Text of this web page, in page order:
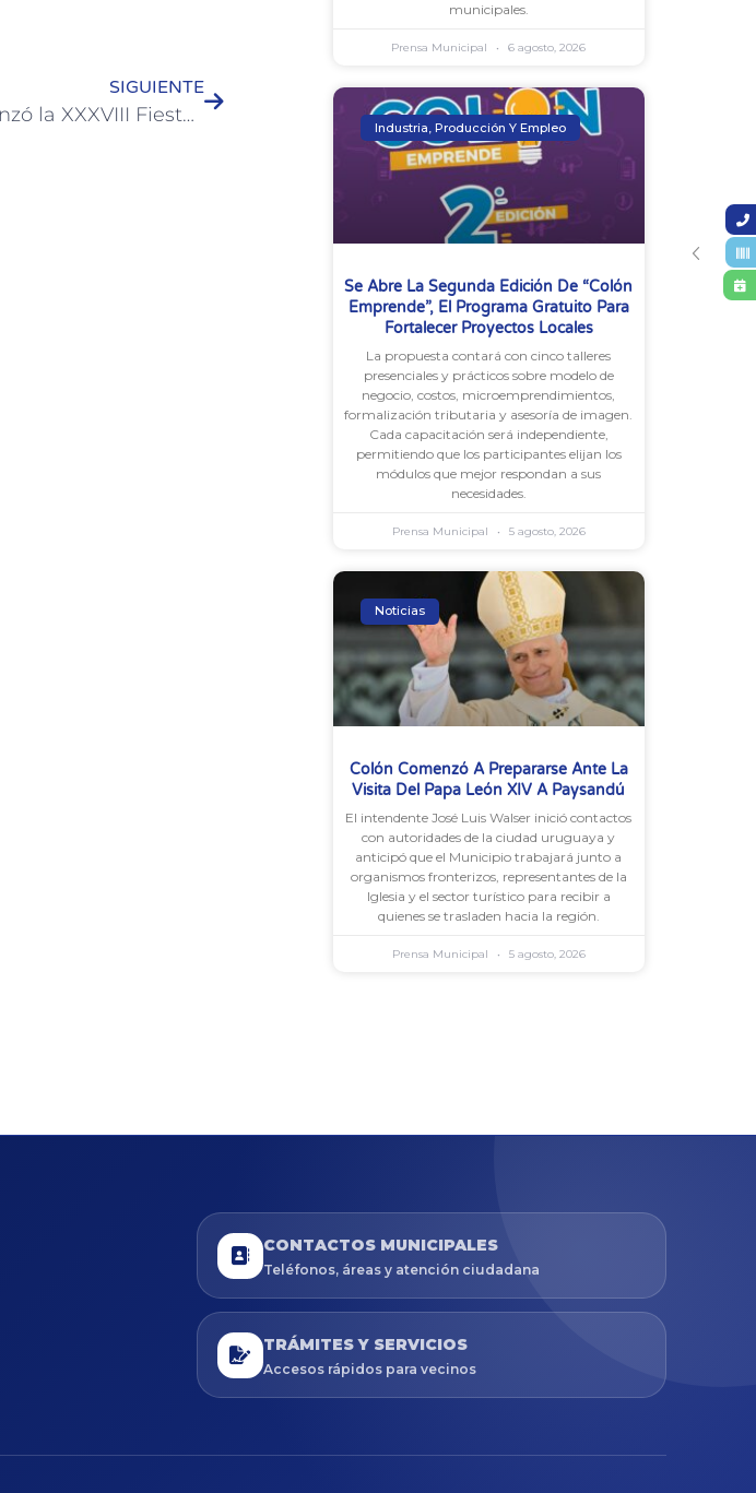
SIGUIENTE
José Luis Walser lanzó la XXXVIII Fiesta Nacional de la Artesanía de Colón
municipales.
Prensa Municipal 6 agosto, 2026
Industria, Producción Y Empleo
Se Abre La Segunda Edición De “Colón
Emprende”, El Programa Gratuito Para
Fortalecer Proyectos Locales
La propuesta contará con cinco talleres
presenciales y prácticos sobre modelo de
negocio, costos, microemprendimientos,
formalización tributaria y asesoría de imagen.
Cada capacitación será independiente,
permitiendo que los participantes elijan los
módulos que mejor respondan a sus
necesidades.
Prensa Municipal 5 agosto, 2026
Noticias
Colón Comenzó A Prepararse Ante La
Visita Del Papa León XIV A Paysandú
El intendente José Luis Walser inició contactos
con autoridades de la ciudad uruguaya y
anticipó que el Municipio trabajará junto a
organismos fronterizos, representantes de la
Iglesia y el sector turístico para recibir a
quienes se trasladen hacia la región.
Prensa Municipal 5 agosto, 2026
CONTACTOS MUNICIPALES
Teléfonos, áreas y atención ciudadana
TRÁMITES Y SERVICIOS
Accesos rápidos para vecinos